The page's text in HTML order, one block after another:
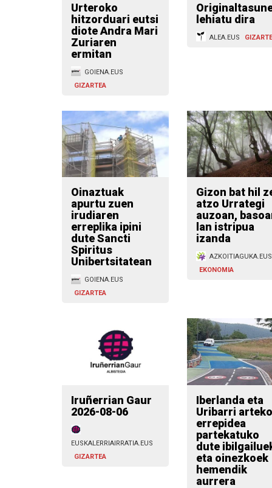
Urteroko
hitzorduari eutsi
diote Andra Mari
Zuriaren
ermitan
GOIENA.EUS
GIZARTEA
lehiatu dira
ALEA.EUS
Oinaztuak
apurtu zuen
irudiaren
erreplika ipini
dute Sancti
Spiritus
Unibertsitatean
GOIENA.EUS
GIZARTEA
Gizon bat hil
atzo Urrategi
auzoan,
lan istripua
izanda
AZKOITIAGUKA.EUS
EKONOMIA
Iruñerrian Gaur
2026-08-06
EUSKALERRIAIRRATIA.EUS
GIZARTEA
Iberlanda eta
Uribarri arteko
errepidea
partekatuko
dute
eta oinezkoek
hemendik
aurrera